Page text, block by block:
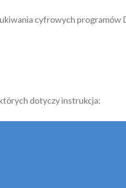
cyfrowych programów
dotyczy instrukcja: